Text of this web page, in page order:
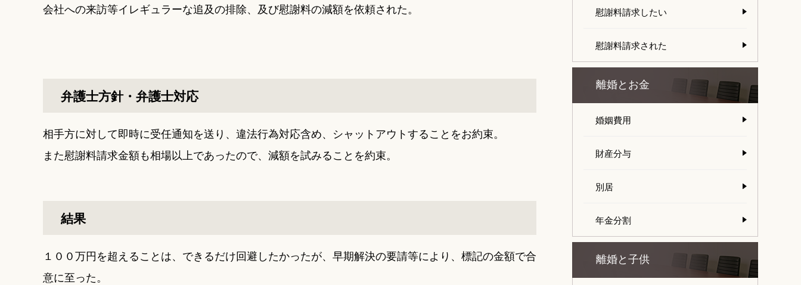
会社への来訪等イレギュラーな追及の排除、及び慰謝料の減額を依頼された。
弁護士方針・弁護士対応
相手方に対して即時に受任通知を送り、違法行為対応含め、シャットアウトすることをお約束。
また慰謝料請求金額も相場以上であったので、減額を試みることを約束。
結果
１００万円を超えることは、できるだけ回避したかったが、早期解決の要請等により、標記の金額で合
意に至った。
慰謝料請求したい
慰謝料請求された
離婚とお金
婚姻費用
財産分与
別居
年金分割
離婚と子供